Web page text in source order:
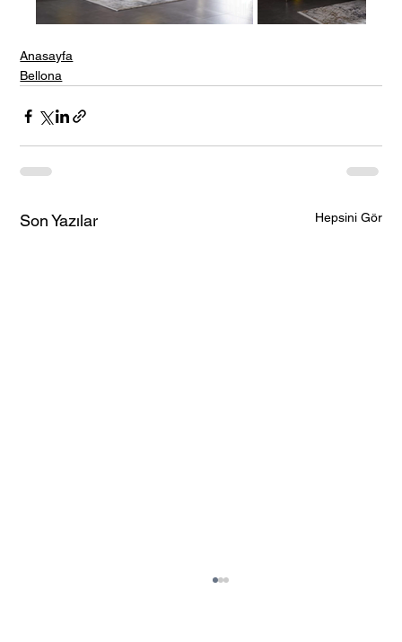
Anasayfa
Bellona
Son Yazılar Hepsini Gör